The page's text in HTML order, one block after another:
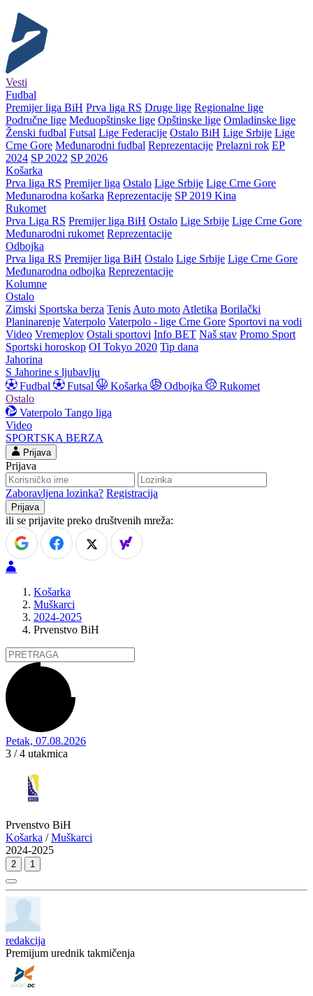
Vesti
Fudbal
Premijer liga BiH Prva liga RS Druge lige Regionalne lige
Područne lige Međuopštinske lige Opštinske lige Omladinske lige
Ženski fudbal Futsal Lige Federacije Ostalo BiH Lige Srbije Lige
Crne Gore Međunarodni fudbal Reprezentacije Prelazni rok EP
2024 SP 2022 SP 2026
Košarka
Prva liga RS Premijer liga Ostalo Lige Srbije Lige Crne Gore
Međunarodna košarka Reprezentacije SP 2019 Kina
Rukomet
Prva Liga RS Premijer liga BiH Ostalo Lige Srbije Lige Crne Gore
Međunarodni rukomet Reprezentacije
Odbojka
Prva liga RS Premijer liga BiH Ostalo Lige Srbije Lige Crne Gore
Međunarodna odbojka Reprezentacije
Kolumne
Ostalo
Zimski Sportska berza Tenis Auto moto Atletika Borilački
Planinarenje Vaterpolo Vaterpolo - lige Crne Gore Sportovi na vodi
Video Vremeplov Ostali sportovi Info BET Naš stav Promo Sport
Sportski horoskop OI Tokyo 2020 Tip dana
Jahorina
S Jahorine s ljubavlju
Fudbal
Futsal Košarka Odbojka
Rukomet
Ostalo
Vaterpolo Tango liga
Video
SPORTSKA BERZA
Prijava
Prijava
Zaboravljena lozinka? Registracija
ili se prijavite preko društvenih mreža:
Košarka
Muškarci
2024-2025
Prvenstvo BiH
Petak, 07.08.2026
3 / 4 utakmica
Prvenstvo BiH
Košarka /Muškarci
2024-2025
2 1
redakcija
Premijum urednik takmičenja